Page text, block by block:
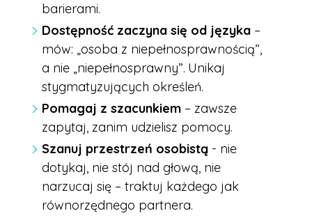
barierami.
Dostępność zaczyna się od języka –
mów: „osoba z niepełnosprawnością”,
a nie „niepełnosprawny”. Unikaj
stygmatyzujących określeń.
Pomagaj z szacunkiem – zawsze
zapytaj, zanim udzielisz pomocy.
Szanuj przestrzeń osobistą - nie
dotykaj, nie stój nad głową, nie
narzucaj się – traktuj każdego jak
równorzędnego partnera.